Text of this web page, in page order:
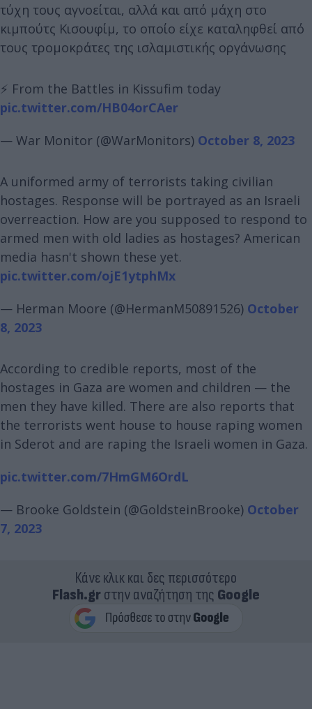
τύχη τους αγνοείται, αλλά και από μάχη στο
κιμπούτς Κισουφίμ, το οποίο είχε καταληφθεί από
τους τρομοκράτες της ισλαμιστικής οργάνωσης
⚡️ From the Battles in Kissufim today
pic.twitter.com/HB04orCAer
— War Monitor (@WarMonitors) October 8, 2023
A uniformed army of terrorists taking civilian
hostages. Response will be portrayed as an Israeli
overreaction. How are you supposed to respond to
armed men with old ladies as hostages? American
media hasn't shown these yet.
pic.twitter.com/ojE1ytphMx
— Herman Moore (@HermanM50891526) October
8, 2023
According to credible reports, most of the
hostages in Gaza are women and children — the
men they have killed. There are also reports that
the terrorists went house to house raping women
in Sderot and are raping the Israeli women in Gaza.
pic.twitter.com/7HmGM6OrdL
— Brooke Goldstein (@GoldsteinBrooke) October
7, 2023
Κάνε κλικ και δες περισσότερο
Flash.grστην αναζήτηση της Google